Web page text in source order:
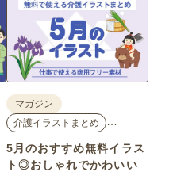
かり♪どなたでもご利用いただ
けます！ぜひご活用くださ
い。
マガジン
介護イラストまとめ
5月のおすすめ無料イラス
ト◎おしゃれでかわいい